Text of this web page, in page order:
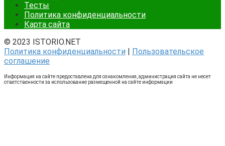
Тесты
Политика конфиденциальности
Карта сайта
© 2023 ISTORIO.NET
Политика конфиденциальности | Пользовательское
соглашение
Информация на сайте предоставлена для ознакомления, администрация сайта не несет
ответственности за использование размещенной на сайте информации